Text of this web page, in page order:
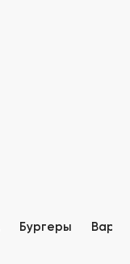
Бургеры